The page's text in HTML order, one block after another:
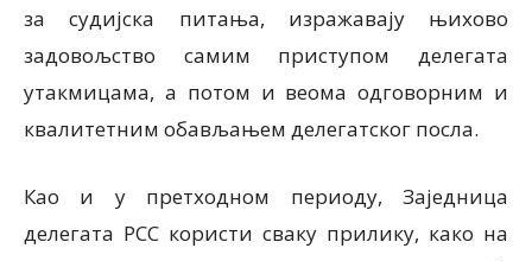
за судијска питања, изражавају њихово
задовољство самим приступом делегата
утакмицама, а потом и веома одговорним и
квалитетним обављањем делегатског посла.
Као и у претходном периоду, Заједница
делегата РСС користи сваку прилику, како на